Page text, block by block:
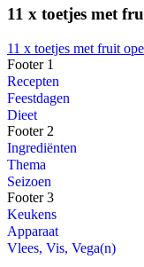
11 x toetjes met
11 x toetjes met fruit
7 x maaltijdsoepen
Maaltijdsoepen, wij
1. Vegetarische soep met
2. Ribollita met brood
3. Rijstsoep met kip
4. Harira (Marokkaanse
5. Aardappelsoep met
Footer 1
Recepten
Feestdagen
Dieet
Footer 2
Ingrediënten
Thema
Seizoen
Footer 3
Keukens
Apparaat
Vlees, Vis, Vega(n)